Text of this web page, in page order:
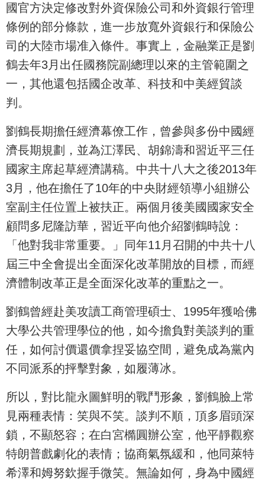
國官方決定修改對外資保險公司和外資銀行管理
條例的部分條款，進一步放寬外資銀行和保險公
司的大陸市場准入條件。事實上，金融業正是劉
鶴去年3月出任國務院副總理以來的主管範圍之
一，其他還包括國企改革、科技和中美經貿談
判。
劉鶴長期擔任經濟幕僚工作，曾參與多份中國經
濟長期規劃，並為江澤民、胡錦濤和習近平三任
國家主席起草經濟講稿。中共十八大之後2013年
3月，他在擔任了10年的中央財經領導小組辦公
室副主任位置上被扶正。兩個月後美國國家安全
顧問多尼隆訪華，習近平向他介紹劉鶴時說：
「他對我非常重要。」同年11月召開的中共十八
屆三中全會提出全面深化改革開放的目標，而經
濟體制改革正是全面深化改革的重點之一。
劉鶴曾經赴美攻讀工商管理碩士、1995年獲哈佛
大學公共管理學位的他，如今擔負對美談判的重
任，如何討價還價拿捏妥協空間，避免成為黨內
不同派系的抨擊對象，如履薄冰。
所以，對比龍永圖鮮明的戰鬥形象，劉鶴臉上常
見兩種表情：笑與不笑。談判不順，頂多眉頭深
鎖，不顯怒容；在白宮橢圓辦公室，他平靜觀察
特朗普戲劇化的表情；協商氣氛緩和，他同萊特
希澤和姆努欽握手微笑。無論如何，身為中國經